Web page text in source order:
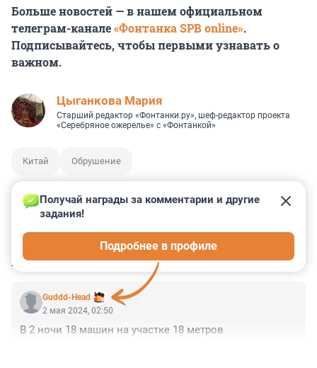
Больше новостей — в нашем официальном
телеграм-канале«Фонтанка SPB online».
Подписывайтесь, чтобы первыми узнавать о
важном.
Цыганкова Мария
Старший редактор «Фонтанки.ру», шеф-редактор проекта
«Серебряное ожерелье» с «Фонтанкой»
Китай Обрушение
КОММЕНТАРИИ 2
Guddd-Head
Получай награды за комментарии и другие
задания!
Подробнее в профиле
2 мая 2024, 02:50
В 2 ночи 18 машин на участке 18 метров